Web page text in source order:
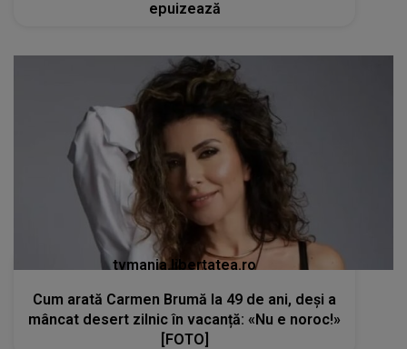
epuizează
tvmania.libertatea.ro
Cum arată Carmen Brumă la 49 de ani, deși a
mâncat desert zilnic în vacanță: «Nu e noroc!»
[FOTO]